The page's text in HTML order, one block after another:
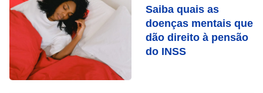
Saiba quais as
doenças mentais que
dão direito à pensão
do INSS